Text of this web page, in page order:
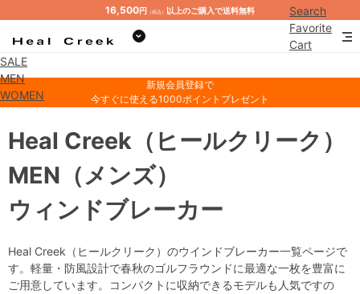
16,500円 （税込） 以上のご購入で送料無料
Search
Favorite
Cart
SALE
MEN
WOMEN
新規会員登録で
今すぐに使える1000ポイントプレゼント
ウィンドブレーカー
Heal Creek （ヒールクリーク）
MEN （メンズ）
Heal Creek（ヒールクリーク）のウインドブレーカー一覧ページで
す。軽量・防風設計で春秋のゴルフラウンドに最適な一枚を豊富に
ご用意しています。コンパクトに収納できるモデルも人気ですの